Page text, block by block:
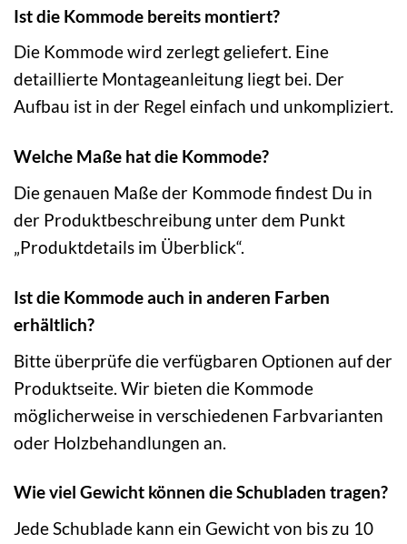
Ist die Kommode bereits montiert?
Die Kommode wird zerlegt geliefert. Eine
detaillierte Montageanleitung liegt bei. Der
Aufbau ist in der Regel einfach und unkompliziert.
Welche Maße hat die Kommode?
Die genauen Maße der Kommode findest Du in
der Produktbeschreibung unter dem Punkt
„Produktdetails im Überblick“.
Ist die Kommode auch in anderen Farben
erhältlich?
Bitte überprüfe die verfügbaren Optionen auf der
Produktseite. Wir bieten die Kommode
möglicherweise in verschiedenen Farbvarianten
oder Holzbehandlungen an.
Wie viel Gewicht können die Schubladen tragen?
Jede Schublade kann ein Gewicht von bis zu 10